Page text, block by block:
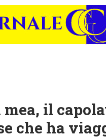
il
che ha